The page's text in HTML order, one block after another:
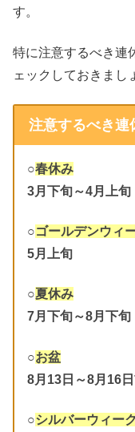
す。
特に注意するべき連
ェックしておきまし
注意するべき連
○春休み
3月下旬～4月上旬
○ゴールデンウィ
5月上旬
○夏休み
7月下旬～8月下旬
○お盆
8月13日～8月16
○シルバーウィー